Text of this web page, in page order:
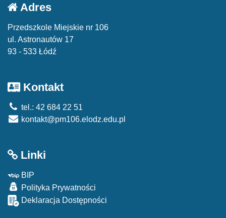
Adres
Przedszkole Miejskie nr 106
ul. Astronautów 17
93 - 533 Łódź
Kontakt
tel.: 42 684 22 51
kontakt@pm106.elodz.edu.pl
Linki
BIP
Polityka Prywatności
Deklaracja Dostępności